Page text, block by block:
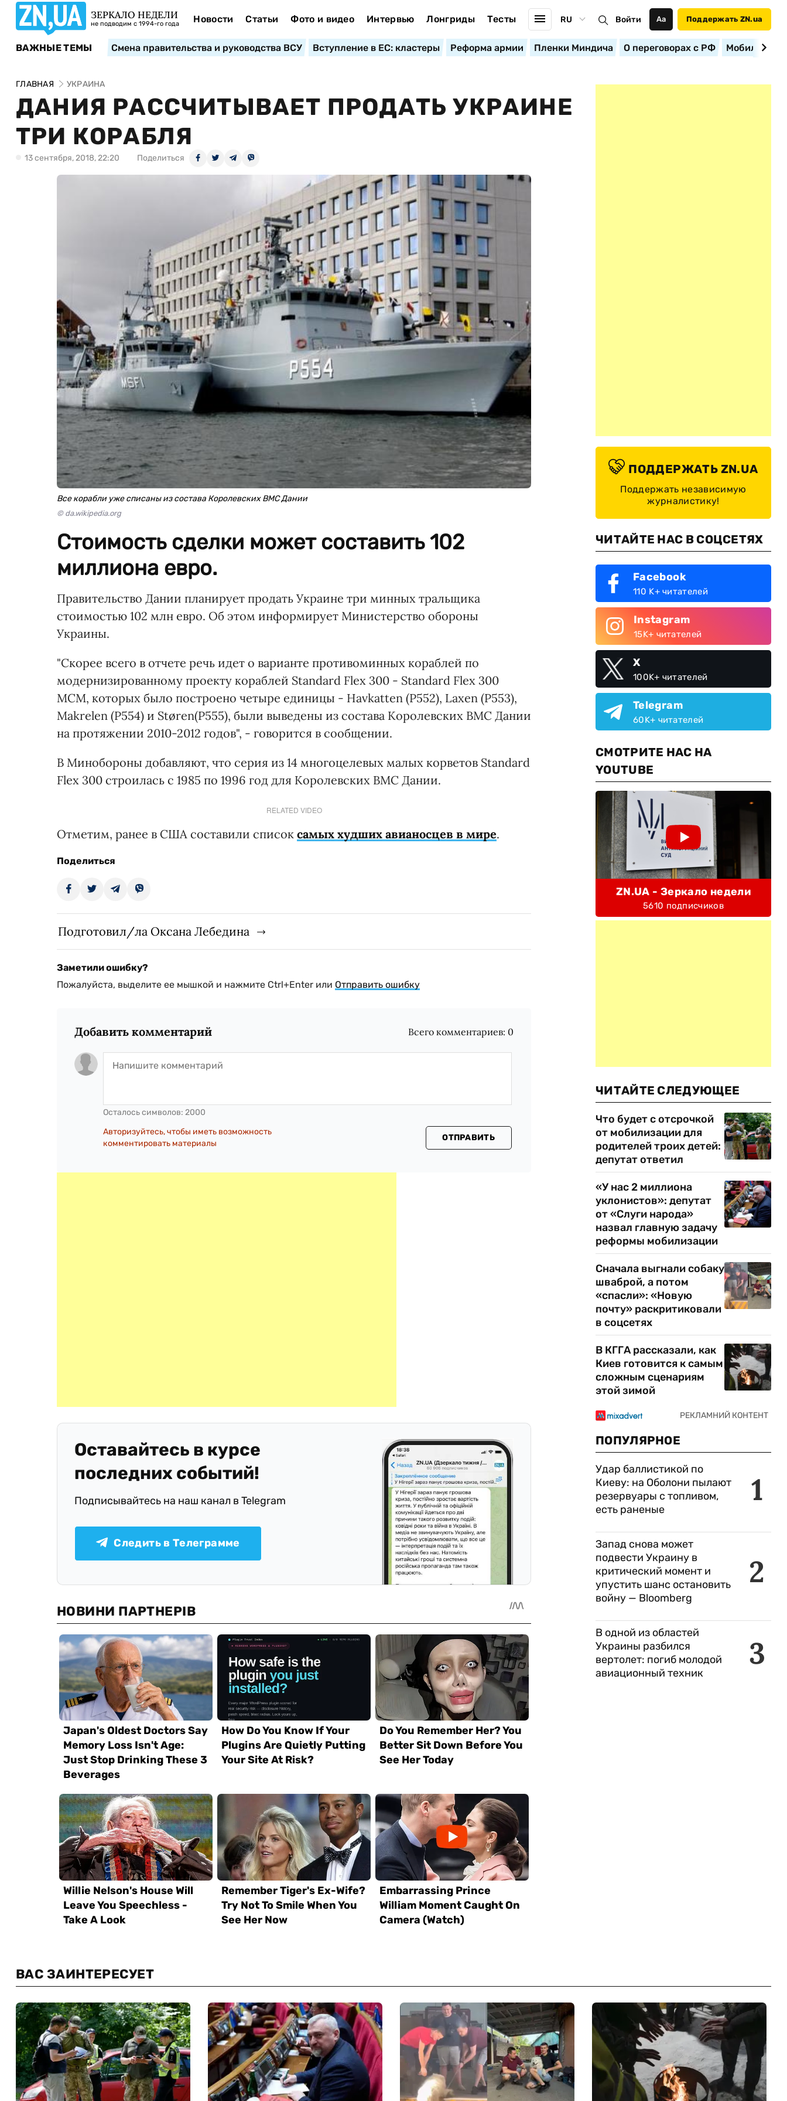
ЗЕРКАЛО НЕДЕЛИ
не подводим с 1994-го года Новости Статьи Фото и видео Интервью Лонгриды Тесты RU Войти Аа Поддержать ZN.ua
ВАЖНЫЕ ТЕМЫ Смена правительства и руководства ВСУ Вступление в ЕС: кластеры Реформа армии Пленки Миндича О переговорах с РФ
ГЛАВНАЯ УКРАИНА
ДАНИЯ РАССЧИТЫВАЕТ ПРОДАТЬ УКРАИНЕ
ТРИ КОРАБЛЯ
13 сентября, 2018, 22:20 Поделиться
Все корабли уже списаны из состава Королевских ВМС Дании
© da.wikipedia.org
Стоимость сделки может составить 102
миллиона евро.
Правительство Дании планирует продать Украине три минных тральщика
стоимостью 102 млн евро. Об этом информирует Министерство обороны
Украины.
"Скорее всего в отчете речь идет о варианте противоминных кораблей по
модернизированному проекту кораблей Standard Flex 300 - Standard Flex 300
MCM, которых было построено четыре единицы - Havkatten (P552), Laxen (P553),
Makrelen (P554) и Støren(P555), были выведены из состава Королевских ВМС Дании
на протяжении 2010-2012 годов", - говорится в сообщении.
В Минобороны добавляют, что серия из 14 многоцелевых малых корветов Standard
Flex 300 строилась с 1985 по 1996 год для Королевских ВМС Дании.
RELATED VIDEO
Отметим, ранее в США составили список самых худших авианосцев в мире.
Поделиться
Подготовил/ла Оксана Лебедина
Заметили ошибку?
Пожалуйста, выделите ее мышкой и нажмите Ctrl+Enter или Отправить ошибку
Добавить комментарий Всего комментариев: 0
Осталось символов: 2000
Авторизуйтесь, чтобы иметь возможность
комментировать материалы
ОТПРАВИТЬ
Оставайтесь в курсе
последних событий!
Подписывайтесь на наш канал в Telegram
Следить в Телеграмме
ПОДДЕРЖАТЬ ZN.UA
Поддержать независимую
журналистику!
ЧИТАЙТЕ НАС В СОЦСЕТЯХ
Facebook
110 K+ читателей
Instagram
15K+ читателей
X
100K+ читателей
Telegram
60K+ читателей
СМОТРИТЕ НАС НА
YOUTUBE
ZN.UA - Зеркало недели
5610 подписчиков
ЧИТАЙТЕ СЛЕДУЮЩЕЕ
Что будет с отсрочкой
от мобилизации для
родителей троих детей:
депутат ответил
«У нас 2 миллиона
уклонистов»: депутат
от «Слуги народа»
назвал главную задачу
реформы мобилизации
Сначала выгнали собаку
шваброй, а потом
«спасли»: «Новую
почту» раскритиковали
в соцсетях
В КГГА рассказали, как
Киев готовится к самым
сложным сценариям
этой зимой
ПОПУЛЯРНОЕ
1
Удар баллистикой по
Киеву: на Оболони пылают
резервуары с топливом,
есть раненые
2
Запад снова может
подвести Украину в
критический момент и
упустить шанс остановить
войну — Bloomberg
3
В одной из областей
Украины разбился
вертолет: погиб молодой
авиационный техник
ВАС ЗАИНТЕРЕСУЕТ